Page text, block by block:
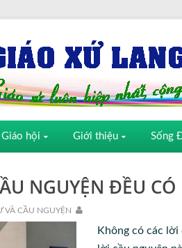
Giáo hội Giới thiệu Sống
NGUYỆN ĐỀU CÓ
VÀ CẦU NGUYỆN
Không có các